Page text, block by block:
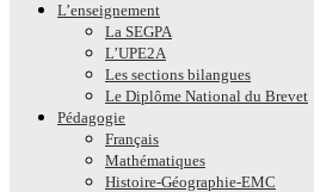
L’enseignement
La SEGPA
L’UPE2A
Les sections bilangues
Le Diplôme National du Brevet
Pédagogie
Français
Mathématiques
Histoire-Géographie-EMC